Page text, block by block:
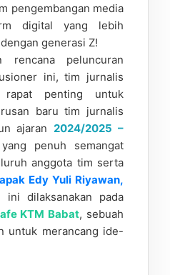
pengembangan media
digital yang lebih
generasi Z!
rencana peluncuran
ini, tim jurnalis
rapat penting untuk
baru tim jurnalis
ajaran2024/2025 –
penuh semangat
anggota tim serta
Edy Yuli Riyawan,
ini dilaksanakan pada
KTM Babat, sebuah
untuk merancang ide-